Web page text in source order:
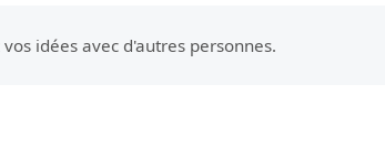
idées avec d'autres personnes.